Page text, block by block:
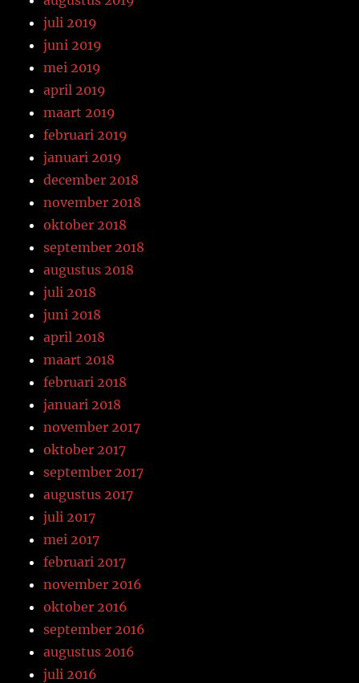
juli 2019
juni 2019
mei 2019
april 2019
maart 2019
februari 2019
januari 2019
december 2018
november 2018
oktober 2018
september 2018
augustus 2018
juli 2018
juni 2018
april 2018
maart 2018
februari 2018
januari 2018
november 2017
oktober 2017
september 2017
augustus 2017
juli 2017
mei 2017
februari 2017
november 2016
oktober 2016
september 2016
augustus 2016
juli 2016